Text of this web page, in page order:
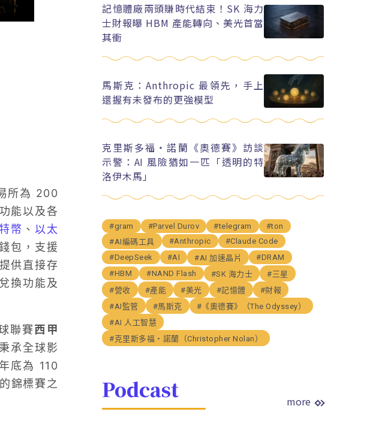
所為 200
能以及各
幣 、 以太
包，支援
供直接存
換功能及
聯賽西甲
承全球影
底為 110
錦標賽之
記憶體廠兩頭賺時代結束！SK 海力
士財報曝 HBM 產能轉向、美光首當
其衝
馬斯克：Anthropic 最領先，手上
還握有未發布的更強模型
克里斯多福・諾蘭《奧德賽》訪談
示警：AI 風險猶如一匹「透明的特
洛伊木馬」
#gram #Parvel Durov #telegram
#ton
#AI編碼工具
#Anthropic
#Claude Code
#DeepSeek
#AI #AI 加速晶片
#DRAM
#HBM
#NAND Flash #SK 海力士
#三星
#營收
#產能 #美光 #記憶體
#財報
#AI監管
#馬斯克
#《奧德賽》（The Odyssey）
#AI 人工智慧
#克里斯多福・諾蘭（Christopher Nolan）
Podcast more